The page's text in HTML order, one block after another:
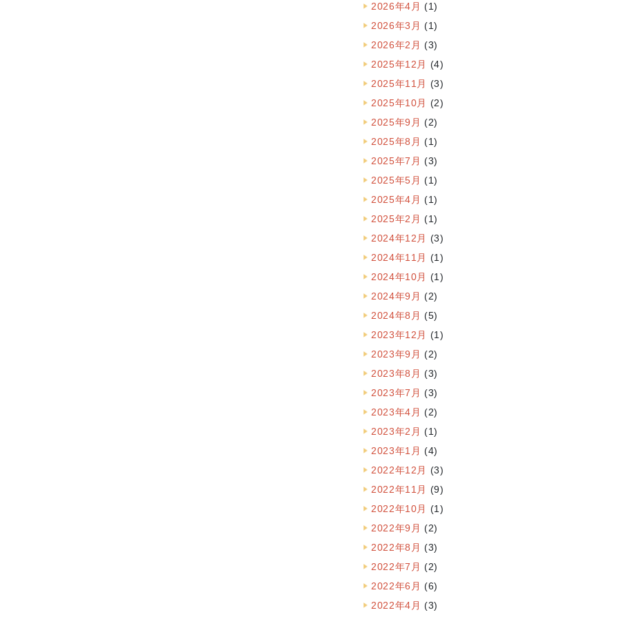
2026年4月 (1)
2026年3月 (1)
2026年2月 (3)
2025年12月 (4)
2025年11月 (3)
2025年10月 (2)
2025年9月 (2)
2025年8月 (1)
2025年7月 (3)
2025年5月 (1)
2025年4月 (1)
2025年2月 (1)
2024年12月 (3)
2024年11月 (1)
2024年10月 (1)
2024年9月 (2)
2024年8月 (5)
2023年12月 (1)
2023年9月 (2)
2023年8月 (3)
2023年7月 (3)
2023年4月 (2)
2023年2月 (1)
2023年1月 (4)
2022年12月 (3)
2022年11月 (9)
2022年10月 (1)
2022年9月 (2)
2022年8月 (3)
2022年7月 (2)
2022年6月 (6)
2022年4月 (3)